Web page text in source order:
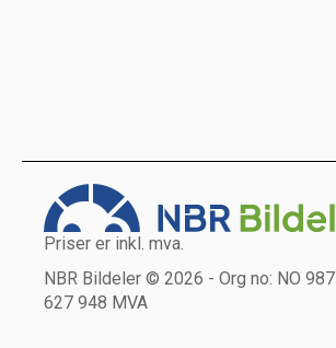
Priser er inkl. mva.
NBR Bildeler © 2026 - Org no: NO 987
627 948 MVA